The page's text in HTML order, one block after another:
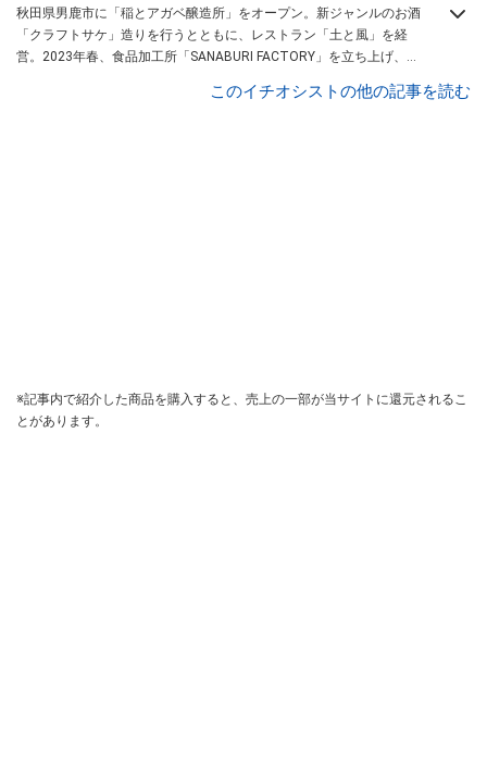
秋田県男鹿市に「稲とアガベ醸造所」をオープン。新ジャンルのお酒
「クラフトサケ」造りを行うとともに、レストラン「土と風」を経
営。2023年春、食品加工所「SANABURI FACTORY」を立ち上げ、酒
ピのラーメン店おがやを立ち上げる。クラフトサケブリュワリー協会
このイチオシストの他の記事を読む
※記事内で紹介した商品を購入すると、売上の一部が当サイトに還元されるこ
とがあります。